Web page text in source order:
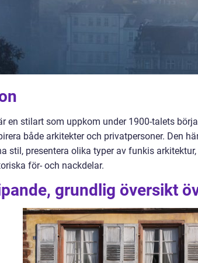
en stilart som uppkom under 1900-talets
både arkitekter och privatpersoner. Den
stil, presentera olika typer av funkis
för- och nackdelar.
grundlig översikt